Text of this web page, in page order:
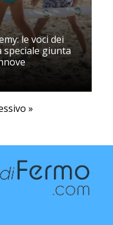
le voci dei
giunta
»